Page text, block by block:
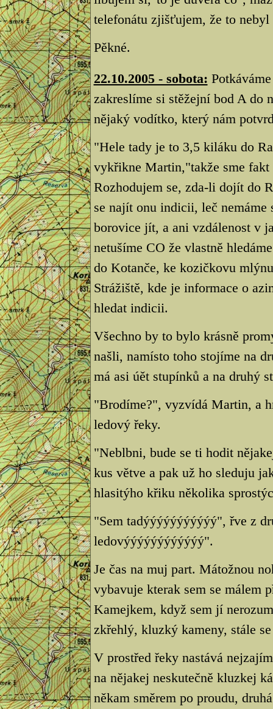
telefonátu zjišťujem, že to nebyl
Pěkné.
22.10.2005 - sobota:
zakreslíme si stěžejní bod A do
nějaký vodítko, který nám
"Hele tady je to 3,5 kiláku do
vykřikne Martin,"takže sme
Rozhodujem se, zda-li dojít do
se najít onu indicii, leč
borovice jít, a ani vzdálenost v
netušíme CO že vlastně
do Kotanče, ke kozičkovu
Strážiště, kde je informace o
hledat indicii.
Všechno by to bylo krásně
našli, namísto toho stojíme na
má asi úět stupínků a na druhý
"Brodíme?", vyzvídá Martin, a
ledový řeky.
"Neblbni, bude se ti hodit
kus větve a pak už ho sleduju
hlasitýho křiku několika
"Sem tadýýýýýýýýýýý", řve z
ledovýýýýýýýýýýýý".
Je čas na muj part. Mátožnou
vybavuje kterak sem se málem
Kamejkem, když sem jí
zkřehlý, kluzký kameny, stále
V prostřed řeky nastává
na nějakej neskutečně kluzkej
někam směrem po proudu,